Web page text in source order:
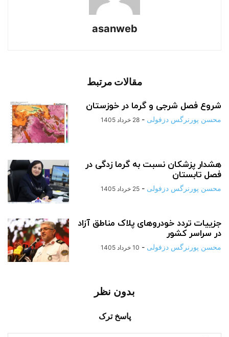
asanweb
مقالات مرتبط
شروع فصل شرجی و گرما در خوزستان
محسن پورنرگس دزفولی - 28 خرداد 1405
هشدار پزشکان نسبت به گرما زدگی در
فصل تابستان
محسن پورنرگس دزفولی - 25 خرداد 1405
جزییات تردد خودروهای پلاک مناطق آزاد
در سراسر کشور
محسن پورنرگس دزفولی - 10 خرداد 1405
بدون نظر
پاسخ ترک